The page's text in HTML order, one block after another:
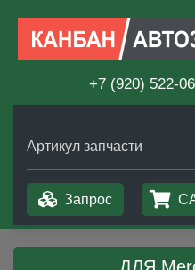
+7 (920) 522-
Артикул запчасти
Запрос